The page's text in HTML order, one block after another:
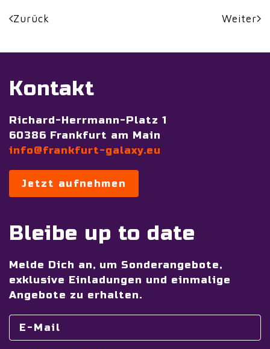
Zurück Weiter
Kontakt
Richard-Herrmann-Platz 1
60386 Frankfurt am Main
info@frankfurt-galaxy.eu
Jetzt aufnehmen
Bleibe up to date
Melde Dich an, um Sonderangebote,
exklusive Einladungen und einmalige
Angebote zu erhalten.